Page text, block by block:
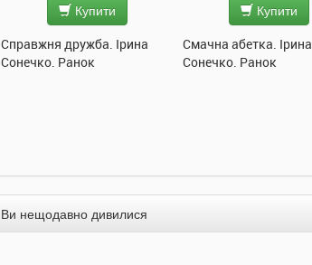
Купити
Справжня дружба. Ірина
Сонечко. Ранок
Купити
Смачна абетка. Ірина
Сонечко. Ранок
Ви нещодавно дивилися